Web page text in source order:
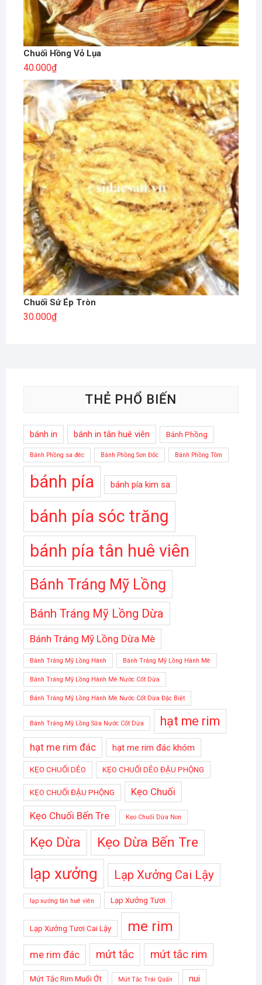
Chuối Hồng Vỏ Lụa
40.000₫
Chuối Sứ Ép Tròn
30.000₫
THẺ PHỔ BIẾN
bánh in bánh in tân huê viên Bánh Phồng
Bánh Phồng sa đéc Bánh Phồng Sơn Đốc Bánh Phồng Tôm
bánh pía bánh pía kim sa
bánh pía sóc trăng
bánh pía tân huê viên
Bánh Tráng Mỹ Lồng
Bánh Tráng Mỹ Lồng Dừa
Bánh Tráng Mỹ Lồng Dừa Mè
Bánh Tráng Mỹ Lồng Hành Bánh Tráng Mỹ Lồng Hành Mè
Bánh Tráng Mỹ Lồng Hành Mè Nước Cốt Dừa
Bánh Tráng Mỹ Lồng Hành Mè Nước Cốt Dừa Đặc Biệt
Bánh Tráng Mỹ Lồng Sữa Nước Cốt Dừa hạt me rim
hạt me rim đác hạt me rim đác khóm
KẸO CHUỐI DẺO KẸO CHUỐI DẺO ĐẬU PHỘNG
KẸO CHUỐI ĐẬU PHỘNG Kẹo Chuối
Kẹo Chuối Bến Tre Kẹo Chuối Dừa Non
Kẹo Dừa Kẹo Dừa Bến Tre
lạp xưởng Lạp Xưởng Cai Lậy
lạp xưởng tân huê viên Lạp Xưởng Tươi
Lạp Xưởng Tươi Cai Lậy me rim
me rim đác mứt tắc mứt tắc rim
Mứt Tắc Rim Muối Ớt Mứt Tắc Trái Quấn nui